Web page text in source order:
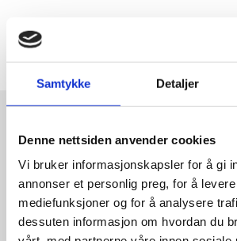
Samtykke Detaljer
Denne nettsiden anvender cookies
Vi bruker informasjonskapsler for å gi
annonser et personlig preg, for å
mediefunksjoner og for å analysere
dessuten informasjon om hvordan du
Relaterte